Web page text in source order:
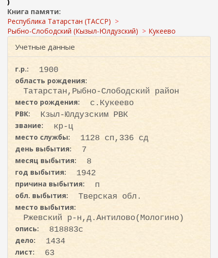
и
с
к
Книга памяти:
Республика Татарстан (ТАССР)
Рыбно-Слободский (Кызыл-Юлдузский)
Кукеево
Учетные данные
г.р.:
1900
область рождения:
Татарстан,Рыбно-Слободский район
место рождения:
с.Кукеево
РВК:
Кзыл-Юлдузским РВК
звание:
кр-ц
место службы:
1128 сп,336 сд
день выбытия:
7
месяц выбытия:
8
год выбытия:
1942
причина выбытия:
п
обл. выбытия:
Тверская обл.
место выбытия:
Ржевский р-н,д.Антилово(Мологино)
опись:
818883с
дело:
1434
лист:
63